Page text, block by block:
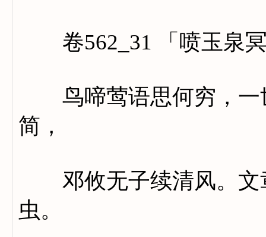
卷562_31 「喷玉泉冥
鸟啼莺语思何穷，一
简，
邓攸无子续清风。文
虫。